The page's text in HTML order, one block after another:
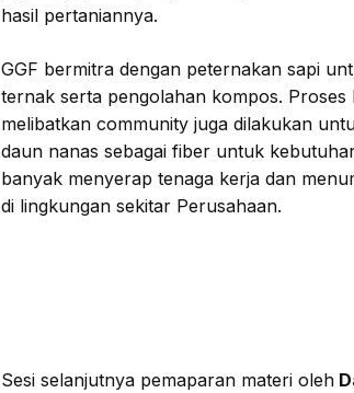
hasil pertaniannya.
GGF bermitra dengan peternakan sapi
ternak serta pengolahan kompos. Proses
melibatkan community juga dilakukan
daun nanas sebagai fiber untuk
banyak menyerap tenaga kerja dan
di lingkungan sekitar Perusahaan.
Sesi selanjutnya pemaparan materi oleh